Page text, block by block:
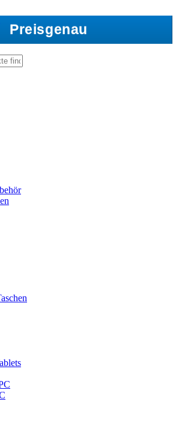
Preisgenau
Preisgenau
Preisgenau